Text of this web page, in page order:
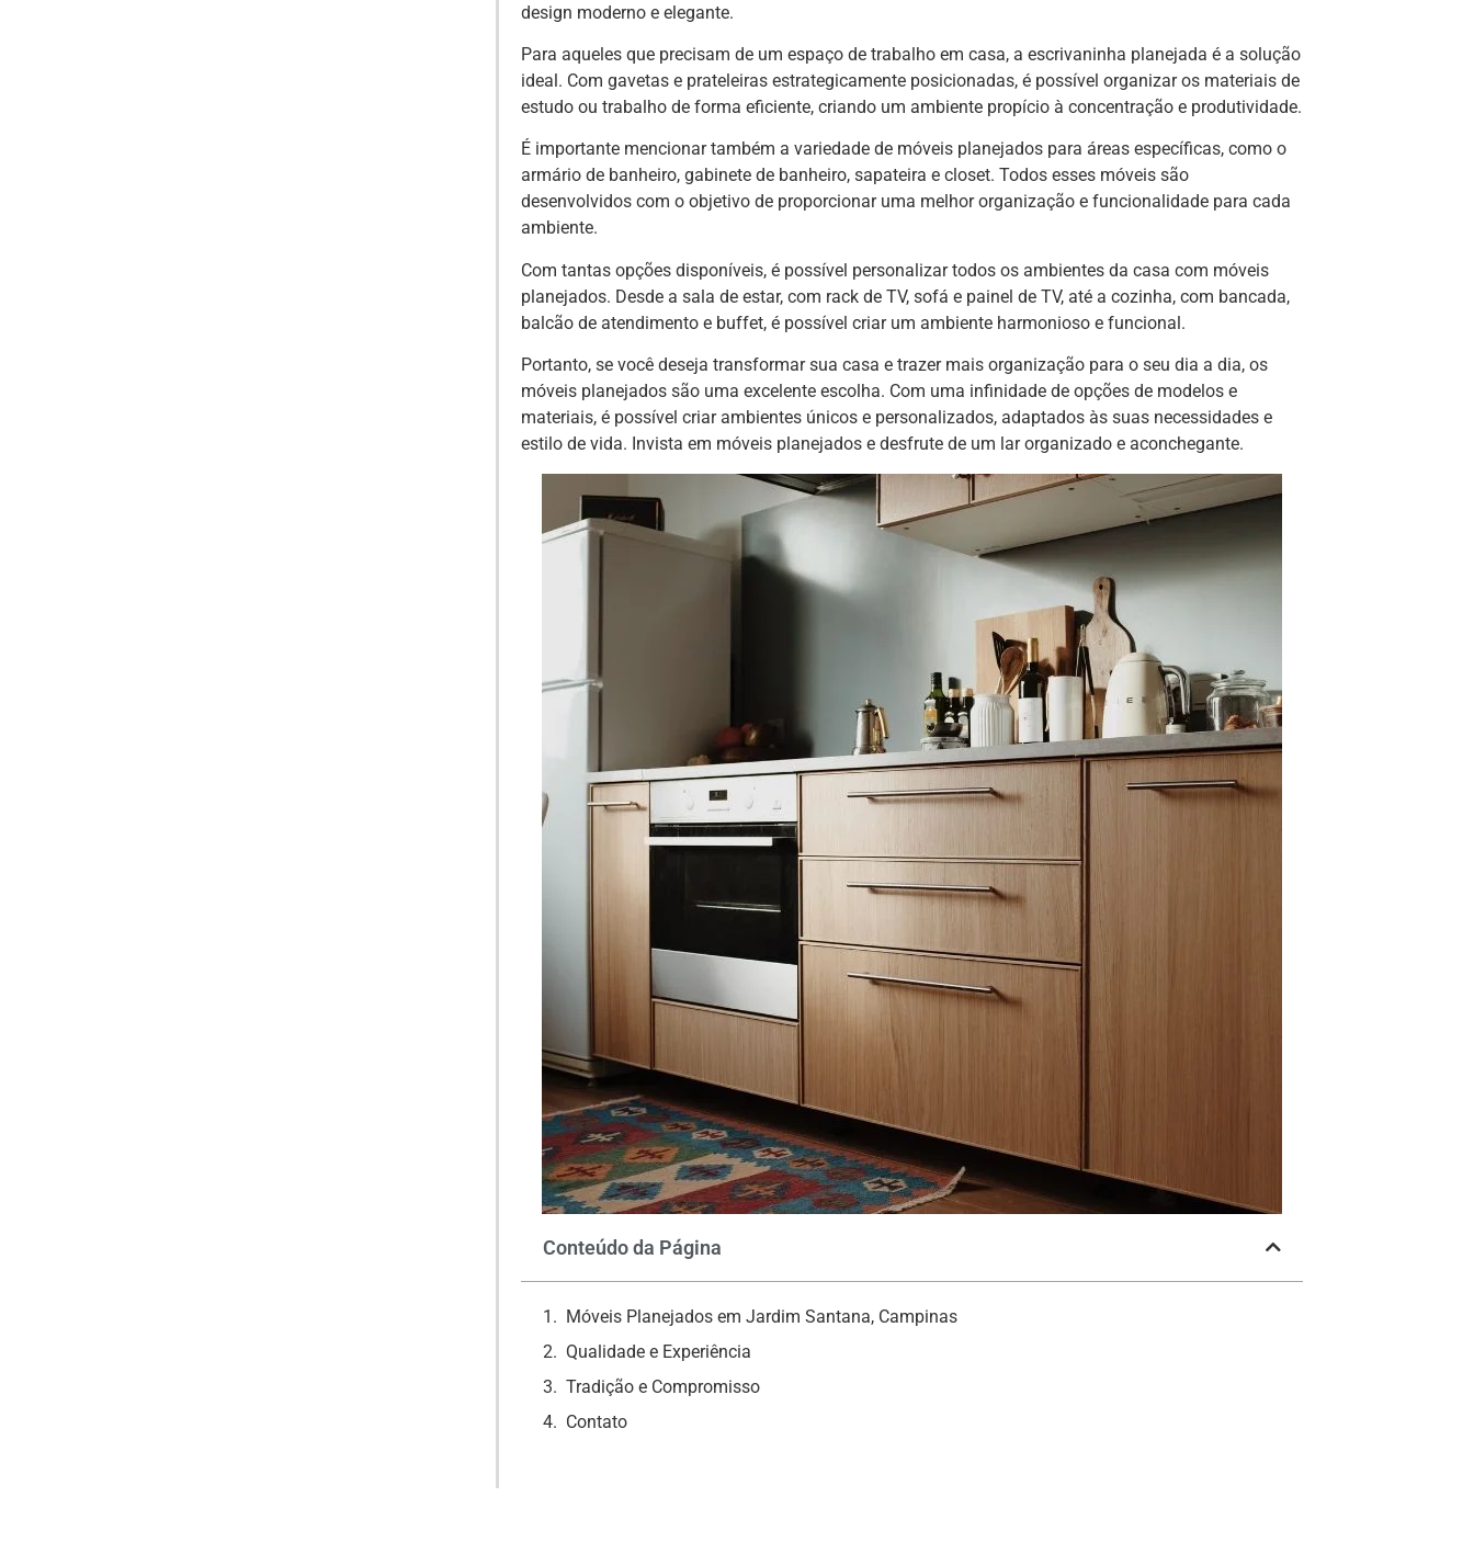
design moderno e elegante.
Para aqueles que precisam de um espaço de trabalho em casa, a escrivaninha planejada é a solução
ideal. Com gavetas e prateleiras estrategicamente posicionadas, é possível organizar os materiais de
estudo ou trabalho de forma eficiente, criando um ambiente propício à concentração e produtividade.
É importante mencionar também a variedade de móveis planejados para áreas específicas, como o
armário de banheiro, gabinete de banheiro, sapateira e closet. Todos esses móveis são
desenvolvidos com o objetivo de proporcionar uma melhor organização e funcionalidade para cada
ambiente.
Com tantas opções disponíveis, é possível personalizar todos os ambientes da casa com móveis
planejados. Desde a sala de estar, com rack de TV, sofá e painel de TV, até a cozinha, com bancada,
balcão de atendimento e buffet, é possível criar um ambiente harmonioso e funcional.
Portanto, se você deseja transformar sua casa e trazer mais organização para o seu dia a dia, os
móveis planejados são uma excelente escolha. Com uma infinidade de opções de modelos e
materiais, é possível criar ambientes únicos e personalizados, adaptados às suas necessidades e
estilo de vida. Invista em móveis planejados e desfrute de um lar organizado e aconchegante.
Conteúdo da Página
Móveis Planejados em Jardim Santana, Campinas
Qualidade e Experiência
Tradição e Compromisso
Contato